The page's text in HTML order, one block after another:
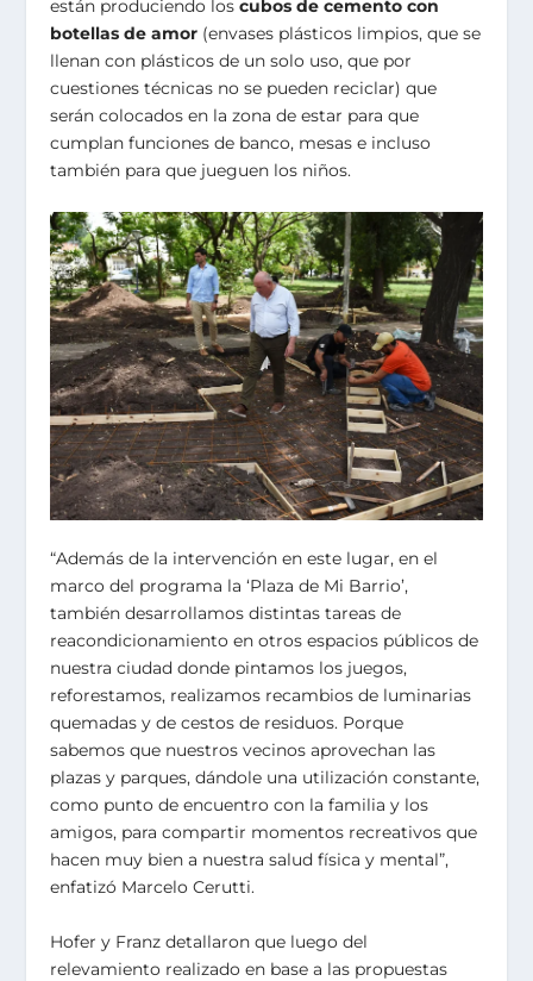
están produciendo loscubos de cemento con
botellas de amor (envases plásticos limpios, que se
llenan con plásticos de un solo uso, que por
cuestiones técnicas no se pueden reciclar) que
serán colocados en la zona de estar para que
cumplan funciones de banco, mesas e incluso
también para que jueguen los niños.
“Además de la intervención en este lugar, en el
marco del programa la ‘Plaza de Mi Barrio’,
también desarrollamos distintas tareas de
reacondicionamiento en otros espacios públicos de
nuestra ciudad donde pintamos los juegos,
reforestamos, realizamos recambios de luminarias
quemadas y de cestos de residuos. Porque
sabemos que nuestros vecinos aprovechan las
plazas y parques, dándole una utilización constante,
como punto de encuentro con la familia y los
amigos, para compartir momentos recreativos que
hacen muy bien a nuestra salud física y mental”,
enfatizó Marcelo Cerutti.
Hofer y Franz detallaron que luego del
relevamiento realizado en base a las propuestas